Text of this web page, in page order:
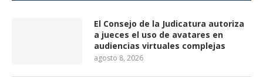
El Consejo de la Judicatura autoriza
a jueces el uso de avatares en
audiencias virtuales complejas
agosto 8, 2026